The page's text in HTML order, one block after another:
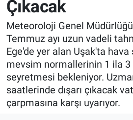
Çıkacak
Meteoroloji Genel
Temmuz ayı uzun vadeli
Ege'de yer alan Uşak'ta hava
mevsim normallerinin 1 ila 3
seyretmesi bekleniyor.
saatlerinde dışarı çıkacak
çarpmasına karşı uyarıyor.
Sağlık
Son Dakika
Spor
Uşak Haberleri